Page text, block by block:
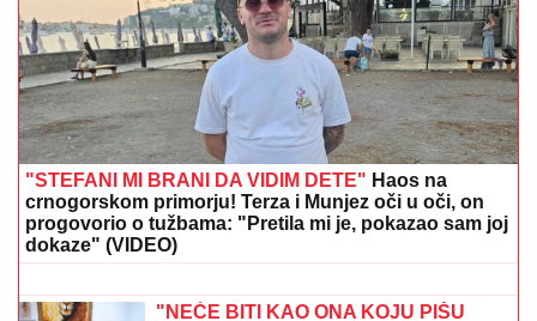
Žana Omnia zajedno na odmoru - skinule se na pesku
u kupaće, evo kako izgledaju (FOTO)
TRI OSOBE UHAPŠENE ZBOG
DROGE VREDNE 1,5 MILIONA EVRA
Oglasilo se tužilaštvo povodom velike
zaplene: Kokain i marihuanu krili
OVDE
Pevačica deci ništa nije ostavila od
imovine, u testamentu pisalo da je sve
dodelila državi: "Ispunila je svoje
obećanje"